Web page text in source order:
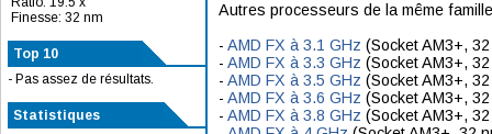
Finesse: 32 nm
Top 10
- Pas assez de résultats.
Statistiques
Autres processeurs de la même
- AMD FX à 3.1 GHz (Socket AM3+,
- AMD FX à 3.3 GHz (Socket AM3+,
- AMD FX à 3.5 GHz (Socket AM3+,
- AMD FX à 3.6 GHz (Socket AM3+,
- AMD FX à 3.8 GHz (Socket AM3+,